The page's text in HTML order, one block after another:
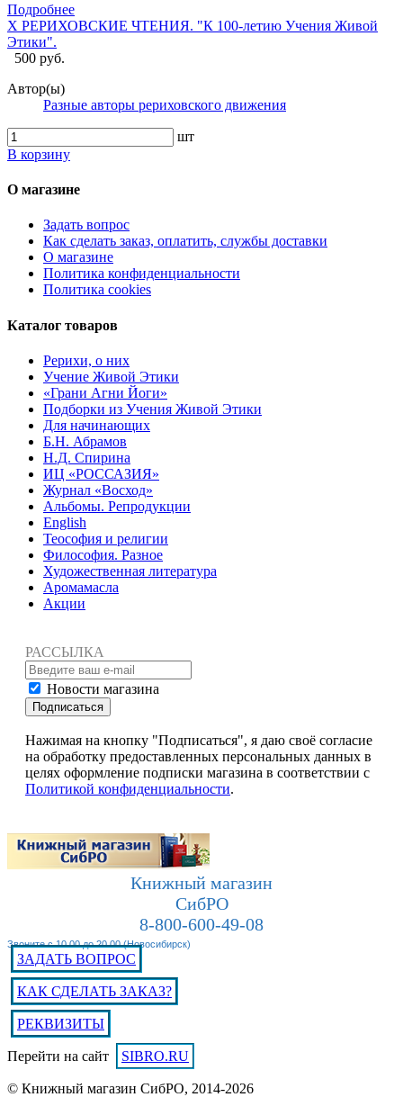
Подробнее
X РЕРИХОВСКИЕ ЧТЕНИЯ. "К 100-летию Учения Живой
Этики".
500 руб.
Автор(ы)
Разные авторы рериховского движения
шт
В корзину
О магазине
Задать вопрос
Как сделать заказ, оплатить, службы доставки
О магазине
Политика конфиденциальности
Политика cookies
Каталог товаров
Рерихи, о них
Учение Живой Этики
«Грани Агни Йоги»
Подборки из Учения Живой Этики
Для начинающих
Б.Н. Абрамов
Н.Д. Спирина
ИЦ «РОССАЗИЯ»
Журнал «Восход»
Альбомы. Репродукции
English
Теософия и религии
Философия. Разное
Художественная литература
Аромамасла
Акции
РАССЫЛКА
Новости магазина
Подписаться
Нажимая на кнопку "Подписаться", я даю своё согласие
на обработку предоставленных персональных данных в
целях оформление подписки магазина в соответствии с
Политикой конфиденциальности.
Книжный магазин
СибРО
8-800-600-49-08
Звоните с 10.00 до 20.00 (Новосибирск)
ЗАДАТЬ ВОПРОС
КАК СДЕЛАТЬ ЗАКАЗ?
РЕКВИЗИТЫ
Перейти на сайт SIBRO.RU
© Книжный магазин СибРО, 2014-2026